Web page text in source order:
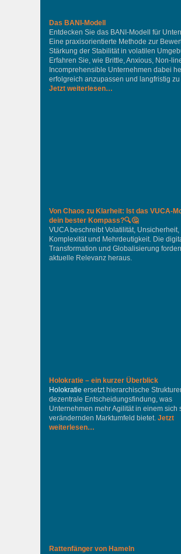
Das BANI-Modell
Entdecken Sie das BANI-Modell für
Eine praxisorientierte Methode zur
Stärkung der Stabilität in volatilen
Erfahren Sie, wie Brittle, Anxious, Non-
Incomprehensible Unternehmen dabei
erfolgreich anzupassen und langfristig
Jetzt weiterlesen…
Von Chaos zu Klarheit: Ist das VUCA-
dein bester Kompass?🔍🤔
VUCA beschreibt Volatilität, Unsicherheit,
Komplexität und Mehrdeutigkeit. Die
Transformation und Globalisierung
aktuelle Relevanz heraus.
Holokratie – ein kurzer Überblick
Holokratie ersetzt hierarchische
dezentrale Entscheidungsfindung, was
Unternehmen mehr Agilität in einem sich
verändernden Marktumfeld bietet. Jetzt
weiterlesen…
Rattenfänger von Hameln